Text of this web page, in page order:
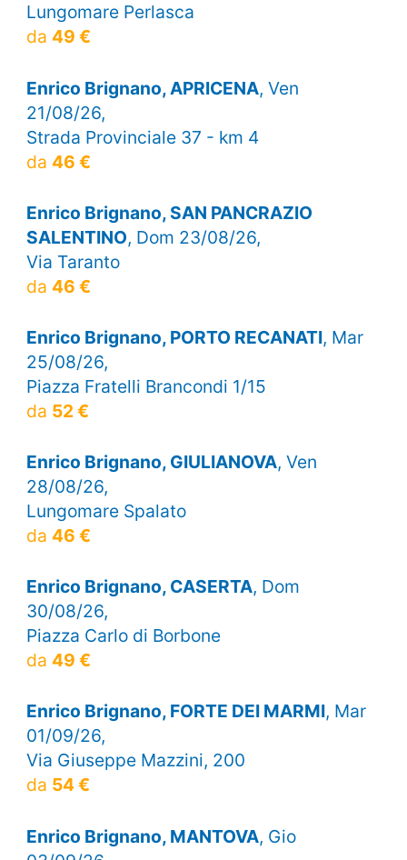
Lungomare Perlasca
da 49 €
Enrico Brignano, APRICENA, Ven
21/08/26,
Strada Provinciale 37 - km 4
da 46 €
Enrico Brignano, SAN PANCRAZIO
SALENTINO, Dom 23/08/26,
Via Taranto
da 46 €
Enrico Brignano, PORTO RECANATI, Mar
25/08/26,
Piazza Fratelli Brancondi 1/15
da 52 €
Enrico Brignano, GIULIANOVA, Ven
28/08/26,
Lungomare Spalato
da 46 €
Enrico Brignano, CASERTA, Dom
30/08/26,
Piazza Carlo di Borbone
da 49 €
Enrico Brignano, FORTE DEI MARMI, Mar
01/09/26,
Via Giuseppe Mazzini, 200
da 54 €
Enrico Brignano, MANTOVA, Gio